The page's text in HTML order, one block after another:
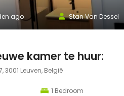
Stan Van Dessel
ago
kamer te huur:
3001 Leuven, België
1 Bedroom